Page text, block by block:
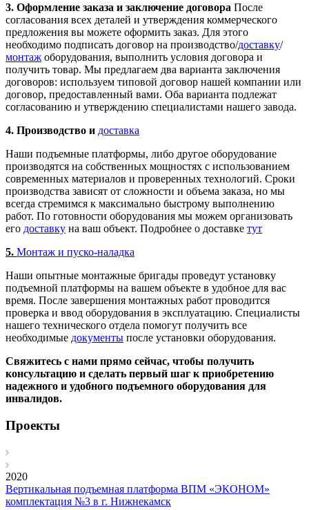
3. Оформление заказа и заключение договора После
согласования всех деталей и утверждения коммерческого
предложения вы можете оформить заказ. Для этого
необходимо подписать договор на производство/доставку/
монтаж оборудования, выполнить условия договора и
получить товар. Мы предлагаем два варианта заключения
договоров: используем типовой договор нашей компании или
договор, предоставленный вами. Оба варианта подлежат
согласованию и утверждению специалистами нашего завода.
4. Производство и доставка
Наши подъемные платформы, либо другое оборудование
производятся на собственных мощностях с использованием
современных материалов и проверенных технологий. Сроки
производства зависят от сложности и объема заказа, но мы
всегда стремимся к максимально быстрому выполнению
работ. По готовности оборудования мы можем организовать
его доставку на ваш объект. Подробнее о доставке тут
5. Монтаж и пуско-наладка
Наши опытные монтажные бригады проведут установку
подъемной платформы на вашем объекте в удобное для вас
время. После завершения монтажных работ проводится
проверка и ввод оборудования в эксплуатацию. Специалисты
нашего технического отдела помогут получить все
необходимые документы после установки оборудования.
Свяжитесь с нами прямо сейчас, чтобы получить
консультацию и сделать первый шаг к приобретению
надежного и удобного подъемного оборудования для
инвалидов.
Проекты
2020
Вертикальная подъемная платформа ВПМ «ЭКОНОМ»
комплектация №3 в г. Нижнекамск